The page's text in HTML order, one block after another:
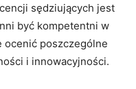
sędziujących‍ jest
być kompetentni w
ocenić poszczególne
i innowacyjności.